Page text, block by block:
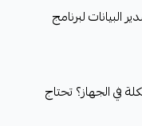
البيانات لبرنامج
الجهاز؟ تحتاج